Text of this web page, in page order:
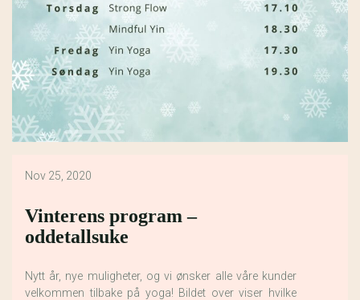
Nov 25, 2020
Vinterens program –
oddetallsuke
Nytt år, nye muligheter, og vi ønsker alle våre kunder
velkommen tilbake på yoga! Bildet over viser hvilke